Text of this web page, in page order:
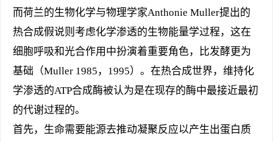
而荷兰的生物化学与物理学家Anthonie Muller提出的
热合成假说则考虑化学渗透的生物能量学过程，这在
细胞呼吸和光合作用中扮演着重要角色，比发酵更为
基础（Muller 1985，1995）。在热合成世界，维持化
学渗透的ATP合成酶被认为是在现存的酶中最接近最初
的代谢过程的。
首先，生命需要能源去推动凝聚反应以产生出蛋白质